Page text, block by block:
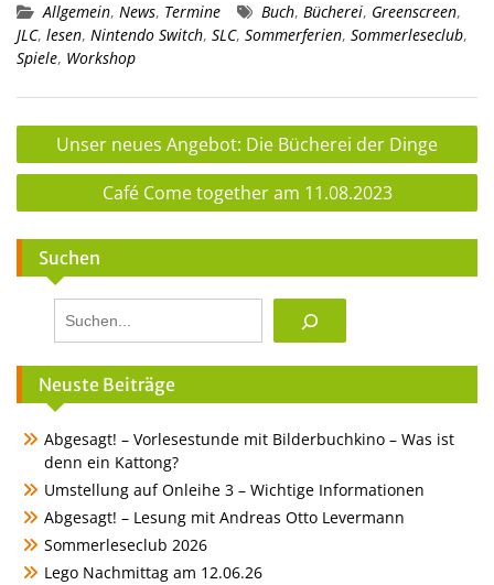
Allgemein, News, Termine Buch, Bücherei, Greenscreen,
JLC, lesen, Nintendo Switch, SLC, Sommerferien, Sommerleseclub,
Spiele, Workshop
Beitragsnavigation
Unser neues Angebot: Die Bücherei der Dinge
Café Come together am 11.08.2023
Suchen
Neuste Beiträge
Abgesagt! – Vorlesestunde mit Bilderbuchkino – Was ist
denn ein Kattong?
Umstellung auf Onleihe 3 – Wichtige Informationen
Abgesagt! – Lesung mit Andreas Otto Levermann
Sommerleseclub 2026
Lego Nachmittag am 12.06.26